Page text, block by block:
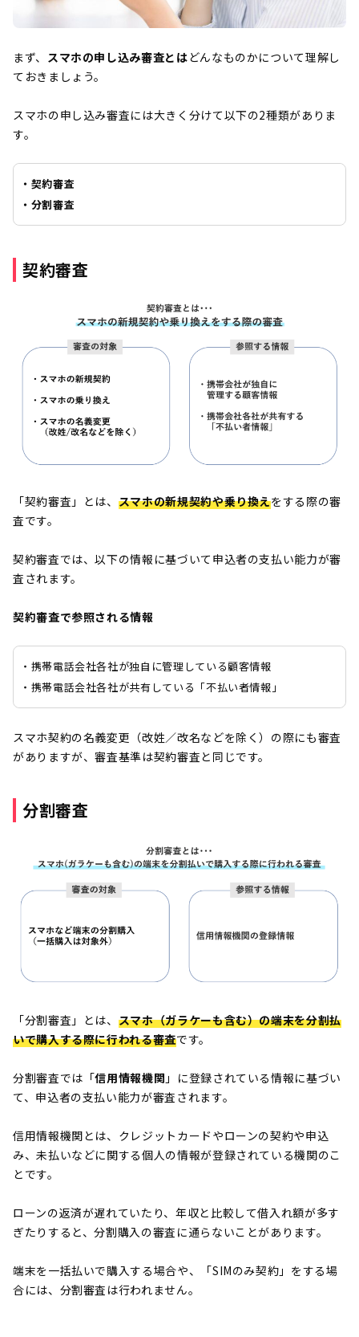
まず、 スマホの申し込み審査とはどんなものかについて理解し
ておきましょう。
スマホの申し込み審査には大きく分けて以下の2種類がありま
す。
・契約審査
・分割審査
契約審査
「契約審査」とは、 スマホの新規契約や乗り換えをする際の審
査です。
契約審査では、以下の情報に基づいて申込者の支払い能力が審
査されます。
契約審査で参照される情報
・携帯電話会社各社が独自に管理している顧客情報
・携帯電話会社各社が共有している「不払い者情報」
スマホ契約の名義変更（改姓／改名などを除く）の際にも審査
がありますが、審査基準は契約審査と同じです。
分割審査
「分割審査」とは、 スマホ（ガラケーも含む）の端末を分割払
いで購入する際に行われる審査です。
分割審査では「信用情報機関 」に登録されている情報に基づい
て、申込者の支払い能力が審査されます。
信用情報機関とは、クレジットカードやローンの契約や申込
み、未払いなどに関する個人の情報が登録されている機関のこ
とです。
ローンの返済が遅れていたり、年収と比較して借入れ額が多す
ぎたりすると、分割購入の審査に通らないことがあります。
端末を一括払いで購入する場合や、「SIMのみ契約」をする場
合には、分割審査は行われません。